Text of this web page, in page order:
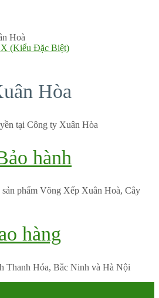
Hoà
(Kiểu Đặc Biệt)
Hòa
tại Công ty Xuân Hòa
hành
phẩm Võng Xếp Xuân Hoà, Cây
hàng
Thanh Hóa, Bắc Ninh và Hà Nội